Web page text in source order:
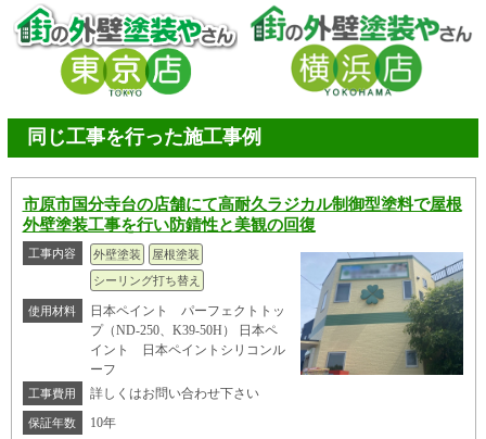
同じ工事を行った施工事例
市原市国分寺台の店舗にて高耐久ラジカル制御型塗料で屋根
外壁塗装工事を行い防錆性と美観の回復
工事内容 外壁塗装
屋根塗装
シーリング打ち替え
使用材料
日本ペイント パーフェクトトッ
プ（ND-250、K39-50H） 日本ペ
イント 日本ペイントシリコンル
ーフ
工事費用 詳しくはお問い合わせ下さい
保証年数 10年